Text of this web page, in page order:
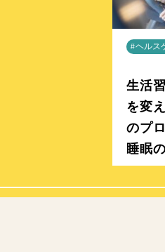
#ヘルス
生活
を変
のプ
睡眠
説